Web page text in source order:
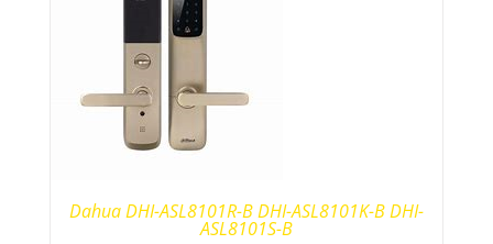
Dahua DHI-ASL8101R-B DHI-ASL8101K-B DHI-
ASL8101S-B